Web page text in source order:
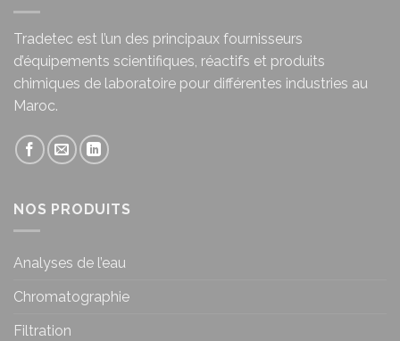
Tradetec est l’un des principaux fournisseurs
d’équipements scientifiques, réactifs et produits
chimiques de laboratoire pour différentes industries au
Maroc.
NOS PRODUITS
Analyses de l’eau
Chromatographie
Filtration